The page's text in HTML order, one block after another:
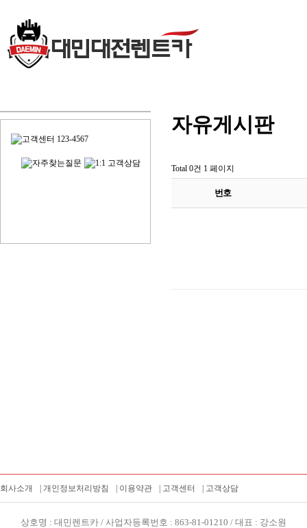
자유게시판
Total 0건 1 페이지
번호
회사소개 개인정보처리방침 이용약관 고객센터 고객상담
상호명 : 대민렌트카 / 사업자등록번호 : 863-81-01210 / 대표 : 강소원